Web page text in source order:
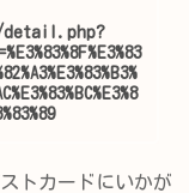
トカードにいかが